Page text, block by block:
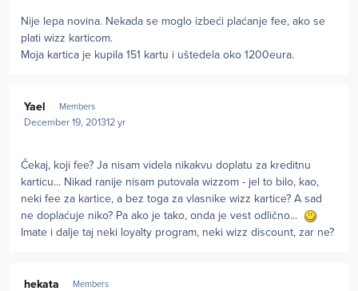
Nije lepa novina. Nekada se moglo izbeći plaćanje fee, ako se
plati wizz karticom.
Moja kartica je kupila 151 kartu i uštedela oko 1200eura.
Yael Members
December 19, 201312 yr
Čekaj, koji fee? Ja nisam videla nikakvu doplatu za kreditnu
karticu... Nikad ranije nisam putovala wizzom - jel to bilo, kao,
neki fee za kartice, a bez toga za vlasnike wizz kartice? A sad
ne doplaćuje niko? Pa ako je tako, onda je vest odlično...
Imate i dalje taj neki loyalty program, neki wizz discount, zar ne?
hekata Members